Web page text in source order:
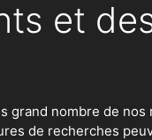
et
grand nombre de
de recherches